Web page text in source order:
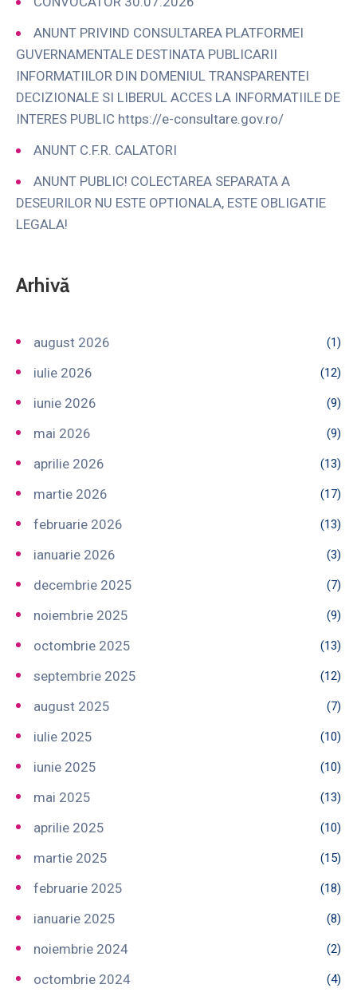
ANUNT PRIVIND CONSULTAREA PLATFORMEI
GUVERNAMENTALE DESTINATA PUBLICARII
INFORMATIILOR DIN DOMENIUL TRANSPARENTEI
DECIZIONALE SI LIBERUL ACCES LA INFORMATIILE DE
INTERES PUBLIC https://e-consultare.gov.ro/
ANUNT C.F.R. CALATORI
ANUNT PUBLIC! COLECTAREA SEPARATA A
DESEURILOR NU ESTE OPTIONALA, ESTE OBLIGATIE
LEGALA!
Arhivă
august 2026 (1)
iulie 2026 (12)
iunie 2026 (9)
mai 2026 (9)
aprilie 2026 (13)
martie 2026 (17)
februarie 2026 (13)
ianuarie 2026 (3)
decembrie 2025 (7)
noiembrie 2025 (9)
octombrie 2025 (13)
septembrie 2025 (12)
august 2025 (7)
iulie 2025 (10)
iunie 2025 (10)
mai 2025 (13)
aprilie 2025 (10)
martie 2025 (15)
februarie 2025 (18)
ianuarie 2025 (8)
noiembrie 2024 (2)
octombrie 2024 (4)